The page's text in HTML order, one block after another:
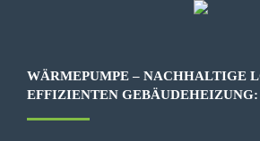
WÄRMEPUMPE – NACHHALTIGE
EFFIZIENTEN GEBÄUDEHEIZUNG: